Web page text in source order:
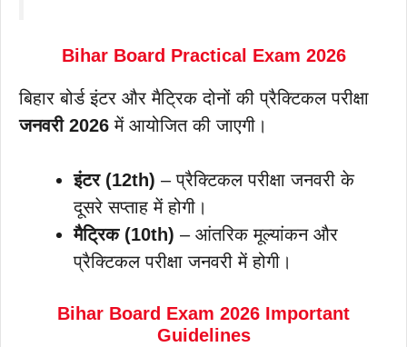
Bihar Board Practical Exam 2026
बिहार बोर्ड इंटर और मैट्रिक दोनों की प्रैक्टिकल परीक्षा
जनवरी 2026 में आयोजित की जाएगी।
इंटर (12th) – प्रैक्टिकल परीक्षा जनवरी के
दूसरे सप्ताह में होगी।
मैट्रिक (10th) – आंतरिक मूल्यांकन और
प्रैक्टिकल परीक्षा जनवरी में होगी।
Bihar Board Exam 2026 Important
Guidelines